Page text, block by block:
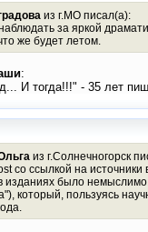
из г.МО писал(а):
за яркой
же будет летом.
:
И тогда!!!" - 35 лет
из г.Солнечногорск
со ссылкой на
изданиях было
который, пользуясь